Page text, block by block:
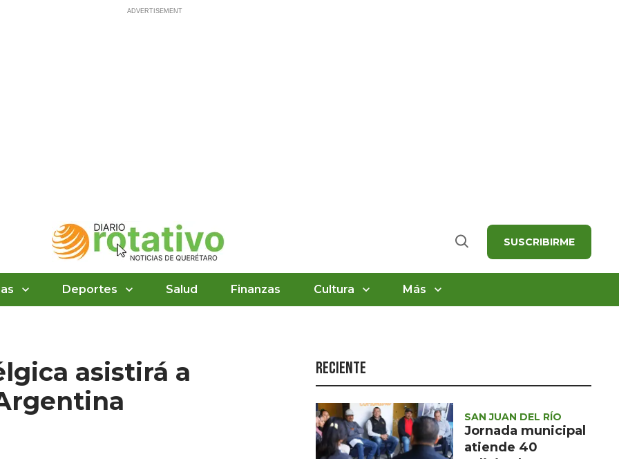
Buscar SUSCRIBIRME
Deportes Salud Finanzas Cultura Más
Política
Turismo
Asuntos Sociales
asistirá a
Reciente
SAN JUAN DEL RÍO
Jornada municipal
atiende 40